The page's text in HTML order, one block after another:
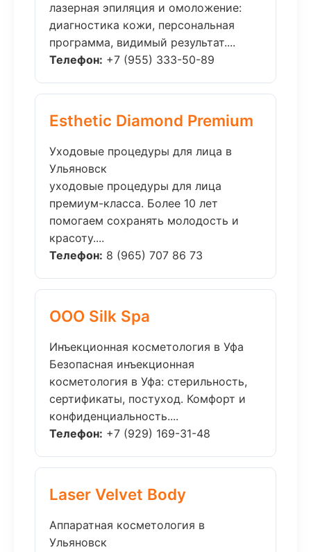
лазерная эпиляция и омоложение:
диагностика кожи, персональная
программа, видимый результат....
Телефон: +7 (955) 333-50-89
Esthetic Diamond Premium
Уходовые процедуры для лица в
Ульяновск
уходовые процедуры для лица
премиум-класса. Более 10 лет
помогаем сохранять молодость и
красоту....
Телефон: 8 (965) 707 86 73
ООО Silk Spa
Инъекционная косметология в Уфа
Безопасная инъекционная
косметология в Уфа: стерильность,
сертификаты, постуход. Комфорт и
конфиденциальность....
Телефон: +7 (929) 169-31-48
Laser Velvet Body
Аппаратная косметология в
Ульяновск